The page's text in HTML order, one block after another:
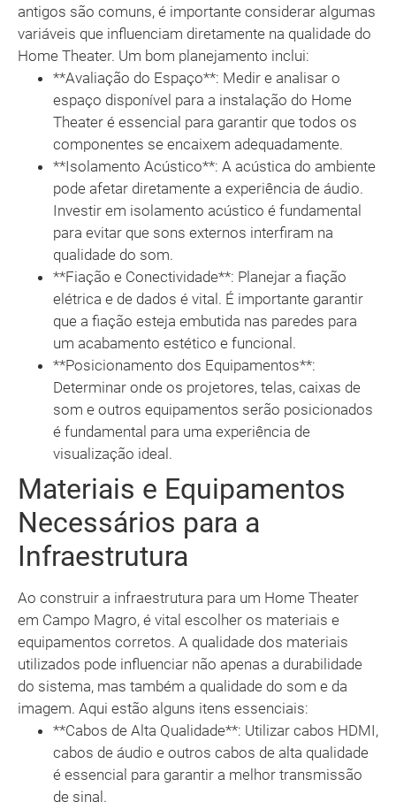
antigos são comuns, é importante considerar algumas
variáveis que influenciam diretamente na qualidade do
Home Theater. Um bom planejamento inclui:
**Avaliação do Espaço**: Medir e analisar o
espaço disponível para a instalação do Home
Theater é essencial para garantir que todos os
componentes se encaixem adequadamente.
**Isolamento Acústico**: A acústica do ambiente
pode afetar diretamente a experiência de áudio.
Investir em isolamento acústico é fundamental
para evitar que sons externos interfiram na
qualidade do som.
**Fiação e Conectividade**: Planejar a fiação
elétrica e de dados é vital. É importante garantir
que a fiação esteja embutida nas paredes para
um acabamento estético e funcional.
**Posicionamento dos Equipamentos**:
Determinar onde os projetores, telas, caixas de
som e outros equipamentos serão posicionados
é fundamental para uma experiência de
visualização ideal.
Materiais e Equipamentos
Necessários para a
Infraestrutura
Ao construir a infraestrutura para um Home Theater
em Campo Magro, é vital escolher os materiais e
equipamentos corretos. A qualidade dos materiais
utilizados pode influenciar não apenas a durabilidade
do sistema, mas também a qualidade do som e da
imagem. Aqui estão alguns itens essenciais:
**Cabos de Alta Qualidade**: Utilizar cabos HDMI,
cabos de áudio e outros cabos de alta qualidade
é essencial para garantir a melhor transmissão
de sinal.